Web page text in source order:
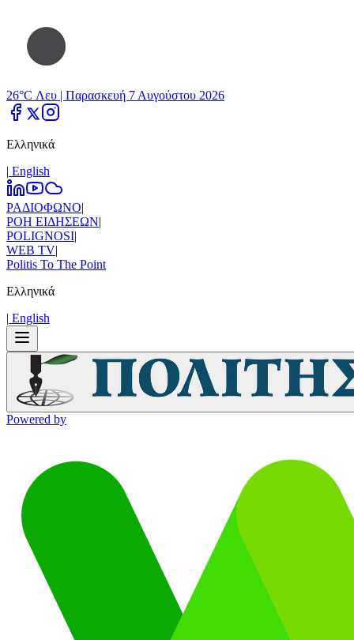
26°C Λευ | Παρασκευή 7 Αυγούστου 2026
Ελληνικά
| Εnglish
ΡΑΔΙΟΦΩΝΟ|
ΡΟΗ ΕΙΔΗΣΕΩΝ|
POLIGNOSI|
WEB TV|
Politis To The Point
Ελληνικά
| Εnglish
Powered by